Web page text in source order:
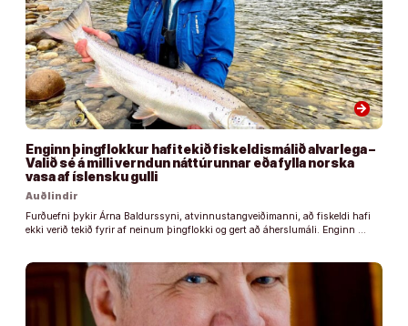
arrow_forward
Enginn þingflokkur hafi tekið fiskeldismálið alvarlega –
Valið sé á milli verndun náttúrunnar eða fylla norska
vasa af íslensku gulli
Auðlindir
Furðuefni þykir Árna Baldurssyni, atvinnustangveiðimanni, að fiskeldi hafi
ekki verið tekið fyrir af neinum þingflokki og gert að áherslumáli. Enginn …